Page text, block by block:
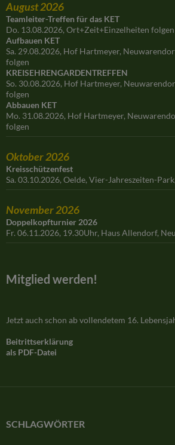
August 2026
Teamleiter-Treffen für das KET
Do. 13.08.2026, Ort+Zeit+Einzelheiten folgen
Aufbauen KET
Sa. 29.08.2026, Hof Hartmeyer,
folgen
KREISEHRENGARDENTREFFEN
So. 30.08.2026, Hof Hartmeyer,
folgen
Abbauen KET
Mo. 31.08.2026, Hof Hartmeyer,
folgen
Oktober 2026
Kreisschützenfest
Sa. 03.10.2026, Oelde, Vier-Jahreszeiten-
November 2026
Doppelkopfturnier 2026
Fr. 06.11.2026, 19.30Uhr, Haus Allendorf,
Mitglied werden!
Jetzt auch schon ab vollendetem 16.
Beitrittserklärung
als PDF-Datei
SCHLAGWÖRTER